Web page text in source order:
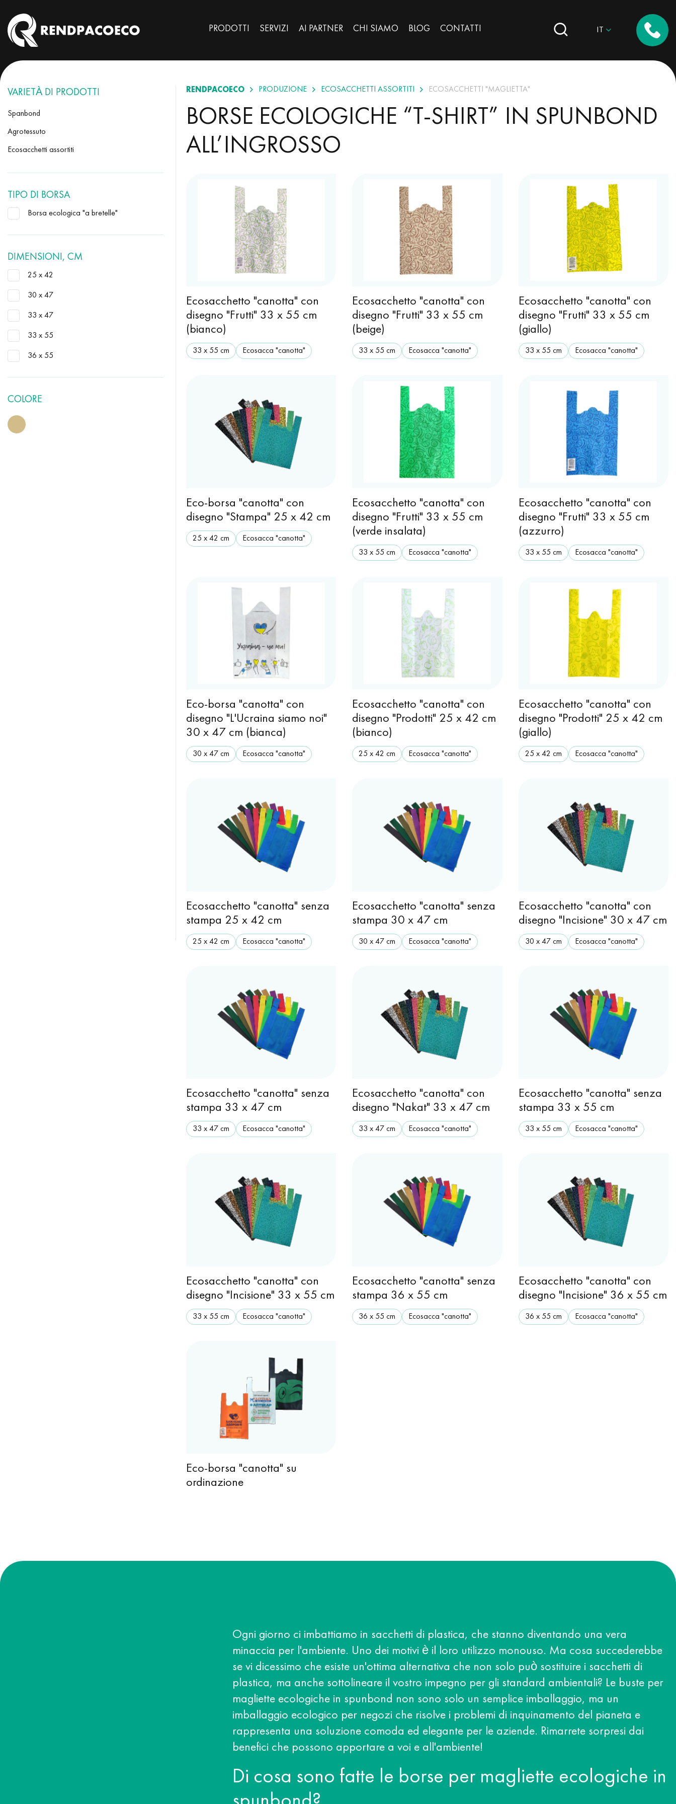
PRODOTTI SERVIZI AI PARTNER CHI SIAMO BLOG CONTATTI IT
VARIETÀ DI PRODOTTI
Spanbond
Agrotessuto
Ecosacchetti assortiti
TIPO DI BORSA
Borsa ecologica "a bretelle"
DIMENSIONI, CM
25 x 42
30 x 47
33 x 47
33 x 55
36 x 55
COLORE
RENDPACOECO PRODUZIONE ECOSACCHETTI ASSORTITI ECOSACCHETTI "MAGLIETTA"
BORSE ECOLOGICHE “T-SHIRT” IN SPUNBOND
ALL’INGROSSO
Ecosacchetto "canotta" con
disegno "Frutti" 33 x 55 cm
(bianco)
33 х 55 cm Ecosacca "canotta"
Ecosacchetto "canotta" con
disegno "Frutti" 33 x 55 cm
(beige)
33 х 55 cm Ecosacca "canotta"
Ecosacchetto "canotta" con
disegno "Frutti" 33 x 55 cm
(giallo)
33 х 55 cm Ecosacca "canotta"
Eco-borsa "canotta" con
disegno "Stampa" 25 x 42 cm
25 x 42 cm Ecosacca "canotta"
Ecosacchetto "canotta" con
disegno "Frutti" 33 x 55 cm
(verde insalata)
33 х 55 cm Ecosacca "canotta"
Ecosacchetto "canotta" con
disegno "Frutti" 33 x 55 cm
(azzurro)
33 х 55 cm Ecosacca "canotta"
Eco-borsa "canotta" con
disegno "L'Ucraina siamo noi"
30 x 47 cm (bianca)
30 x 47 cm Ecosacca "canotta"
Ecosacchetto "canotta" con
disegno "Prodotti" 25 x 42 cm
(bianco)
25 x 42 cm Ecosacca "canotta"
Ecosacchetto "canotta" con
disegno "Prodotti" 25 x 42 cm
(giallo)
25 x 42 cm Ecosacca "canotta"
Ecosacchetto "canotta" senza
stampa 25 x 42 cm
25 x 42 cm Ecosacca "canotta"
Ecosacchetto "canotta" senza
stampa 30 x 47 cm
30 x 47 cm Ecosacca "canotta"
Ecosacchetto "canotta" con
disegno "Incisione" 30 x 47 cm
30 x 47 cm Ecosacca "canotta"
Ecosacchetto "canotta" senza
stampa 33 x 47 cm
33 x 47 cm Ecosacca "canotta"
Ecosacchetto "canotta" con
disegno "Nakat" 33 x 47 cm
33 x 47 cm Ecosacca "canotta"
Ecosacchetto "canotta" senza
stampa 33 x 55 cm
33 х 55 cm Ecosacca "canotta"
Ecosacchetto "canotta" con
disegno "Incisione" 33 x 55 cm
33 х 55 cm Ecosacca "canotta"
Ecosacchetto "canotta" senza
stampa 36 x 55 cm
36 х 55 cm Ecosacca "canotta"
Ecosacchetto "canotta" con
disegno "Incisione" 36 x 55 cm
36 х 55 cm Ecosacca "canotta"
Eco-borsa "canotta" su
ordinazione
Ogni giorno ci imbattiamo in sacchetti di plastica, che stanno diventando una vera
minaccia per l'ambiente. Uno dei motivi è il loro utilizzo monouso. Ma cosa succederebbe
se vi dicessimo che esiste un'ottima alternativa che non solo può sostituire i sacchetti di
plastica, ma anche sottolineare il vostro impegno per gli standard ambientali? Le buste per
magliette ecologiche in spunbond non sono solo un semplice imballaggio, ma un
imballaggio ecologico per negozi che risolve i problemi di inquinamento del pianeta e
rappresenta una soluzione comoda ed elegante per le aziende. Rimarrete sorpresi dai
benefici che possono apportare a voi e all'ambiente!
Di cosa sono fatte le borse per magliette ecologiche in